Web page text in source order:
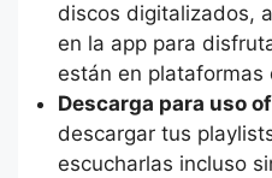
discos digitalizados,
en la app para
están en plataformas
Descarga para uso
descargar tus
escucharlas incluso